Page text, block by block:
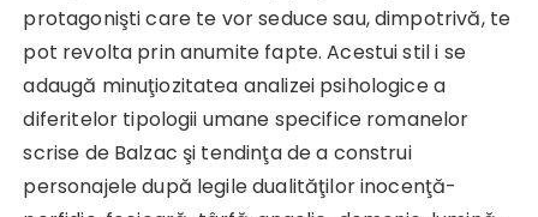
protagonişti care te vor seduce sau, dimpotrivă, te
pot revolta prin anumite fapte. Acestui stil i se
adaugă minuţiozitatea analizei psihologice a
diferitelor tipologii umane specifice romanelor
scrise de Balzac şi tendinţa de a construi
personajele după legile dualităţilor inocenţă-